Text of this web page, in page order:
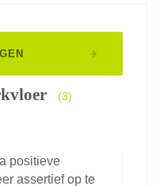
(3)
positieve
assertief op te